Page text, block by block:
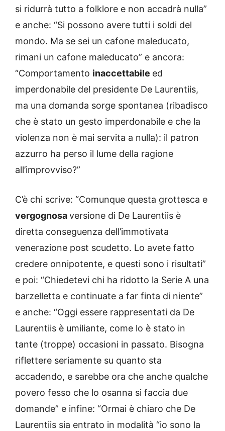
si ridurrà tutto a folklore e non accadrà nulla”
e anche: “Si possono avere tutti i soldi del
mondo. Ma se sei un cafone maleducato,
rimani un cafone maleducato” e ancora:
“Comportamento inaccettabile ed
imperdonabile del presidente De Laurentiis,
ma una domanda sorge spontanea (ribadisco
che è stato un gesto imperdonabile e che la
violenza non è mai servita a nulla): il patron
azzurro ha perso il lume della ragione
all’improvviso?”
C’è chi scrive: “Comunque questa grottesca e
vergognosaversione di De Laurentiis è
diretta conseguenza dell’immotivata
venerazione post scudetto. Lo avete fatto
credere onnipotente, e questi sono i risultati”
e poi: “Chiedetevi chi ha ridotto la Serie A una
barzelletta e continuate a far finta di niente”
e anche: “Oggi essere rappresentati da De
Laurentiis è umiliante, come lo è stato in
tante (troppe) occasioni in passato. Bisogna
riflettere seriamente su quanto sta
accadendo, e sarebbe ora che anche qualche
povero fesso che lo osanna si faccia due
domande” e infine: “Ormai è chiaro che De
Laurentiis sia entrato in modalità “io sono la